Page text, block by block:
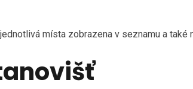
místa zobrazena v seznamu a také